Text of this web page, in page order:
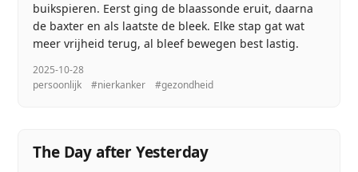
buikspieren. Eerst ging de blaassonde eruit, daarna
de baxter en als laatste de bleek. Elke stap gat wat
meer vrijheid terug, al bleef bewegen best lastig.
2025-10-28
persoonlijk
#nierkanker #gezondheid
The Day after Yesterday